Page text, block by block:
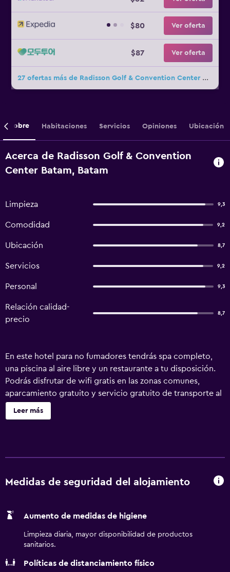
$80 Ver oferta
$87 Ver oferta
27 ofertas más de Radisson Golf & Convention Center Batam
Sobre Habitaciones Servicios Opiniones Ubicación
Acerca de Radisson Golf & Convention
Center Batam, Batam
Limpieza 9,3
Comodidad 9,2
Ubicación 8,7
Servicios 9,2
Personal 9,3
Relación calidad-
precio
8,7
En este hotel para no fumadores tendrás spa completo,
una piscina al aire libre y un restaurante a tu disposición.
Podrás disfrutar de wifi gratis en las zonas comunes,
aparcamiento gratuito y servicio gratuito de transporte al
centro comercial. También encontrarás un gimnasio, un
bar o lounge y un bar junto a la piscina. Se ofrece un
calidad. Se ofrece una televisión LCD de 42 pulgadas con
gratuitos y secador de pelo. Los huéspedes pueden
wifi gratis. Entre las comodidades especialmente
incluyen escritorio, sillas de oficina y teléfono. Las
Leer más
Medidas de seguridad del alojamiento
Aumento de medidas de higiene
Limpieza diaria, mayor disponibilidad de productos
sanitarios.
Políticas de distanciamiento físico